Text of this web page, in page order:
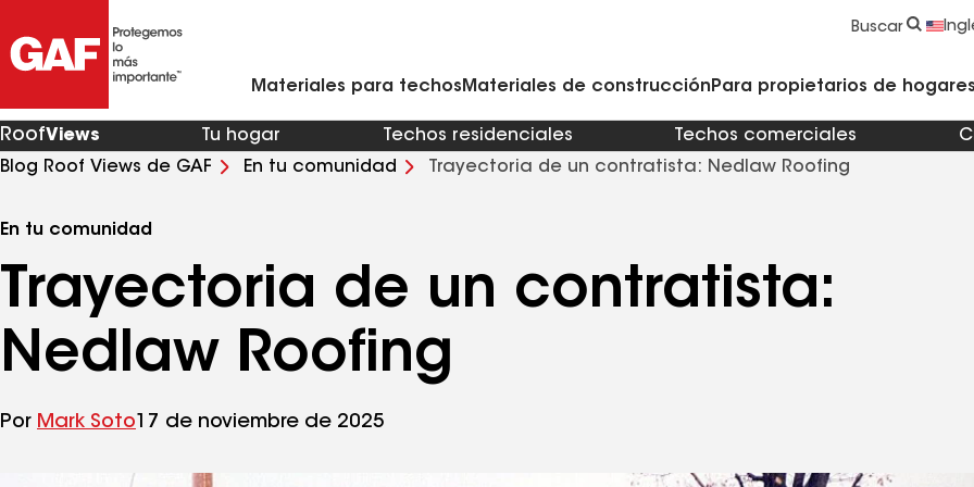
Buscar
Materiales para techos Materiales de construcción Para propietarios de
RoofViews Tu hogar Techos residenciales Techos comerciales
Blog Roof Views de GAF
En tu comunidad Trayectoria de un contratista: Nedlaw Roofing
En tu comunidad
Trayectoria de un contratista:
Nedlaw Roofing
Por Mark Soto 17 de noviembre de 2025